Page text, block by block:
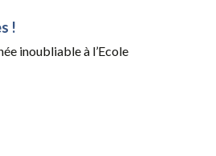
!
inoubliable à l’Ecole